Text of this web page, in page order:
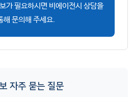
가 필요하시면 비에이전시 상담을
해 문의해 주세요.
자주 묻는 질문